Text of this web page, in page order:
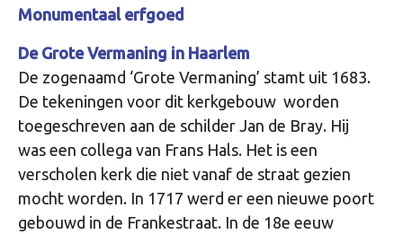
Monumentaal erfgoed
De Grote Vermaning in Haarlem
De zogenaamd ‘Grote Vermaning’ stamt uit 1683.
De tekeningen voor dit kerkgebouw worden
toegeschreven aan de schilder Jan de Bray. Hij
was een collega van Frans Hals. Het is een
verscholen kerk die niet vanaf de straat gezien
mocht worden. In 1717 werd er een nieuwe poort
gebouwd in de Frankestraat. In de 18e eeuw